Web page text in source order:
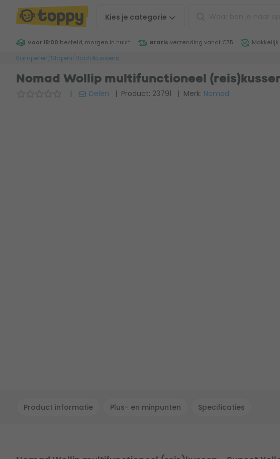
Kies je categorie
Voor 18:00 besteld, morgen in huis* Gratis verzending vanaf €75
Kamperen Slapen Hoofdkussens
Nomad Wollip multifunctioneel
| Delen | Product: 23791 | Merk: Nomad
Product informatie Plus- en minpunten Specificaties